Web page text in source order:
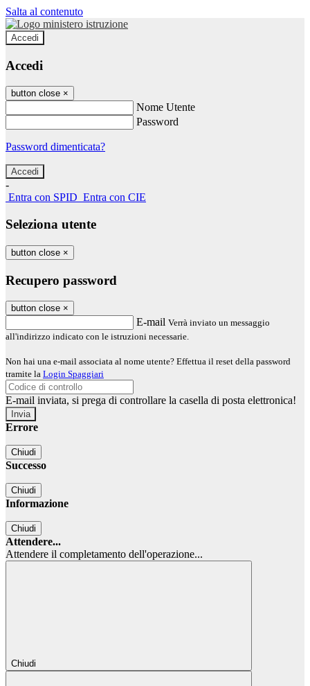
Salta al contenuto
Accedi
Accedi
button close ×
Nome Utente
Password
Password dimenticata?
-
Entra con SPID Entra con CIE
Seleziona utente
button close ×
Recupero password
button close ×
E-mail Verrà inviato un messaggio
all'indirizzo indicato con le istruzioni necessarie.
Non hai una e-mail associata al nome utente? Effettua il reset della password
tramite la Login Spaggiari
E-mail inviata, si prega di controllare la casella di posta elettronica!
Errore
Chiudi
Successo
Chiudi
Informazione
Chiudi
Attendere...
Attendere il completamento dell'operazione...
Chiudi